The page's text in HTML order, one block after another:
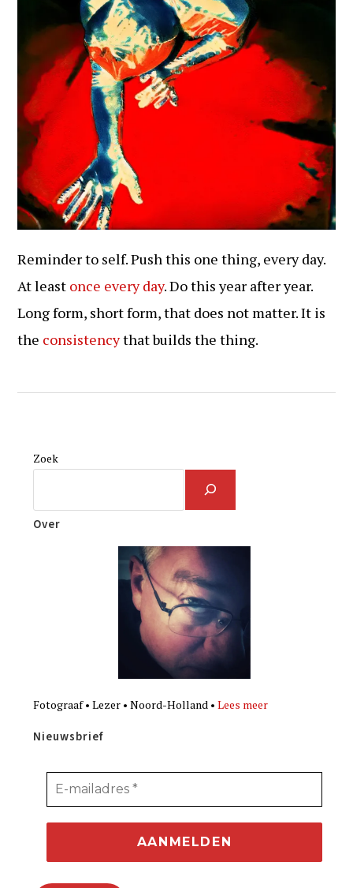
Reminder to self. Push this one thing, every day.
At least once every day. Do this year after year.
Long form, short form, that does not matter. It is
the consistencythat builds the thing.
Zoek
Over
Fotograaf • Lezer • Noord-Holland •Lees meer
Nieuwsbrief